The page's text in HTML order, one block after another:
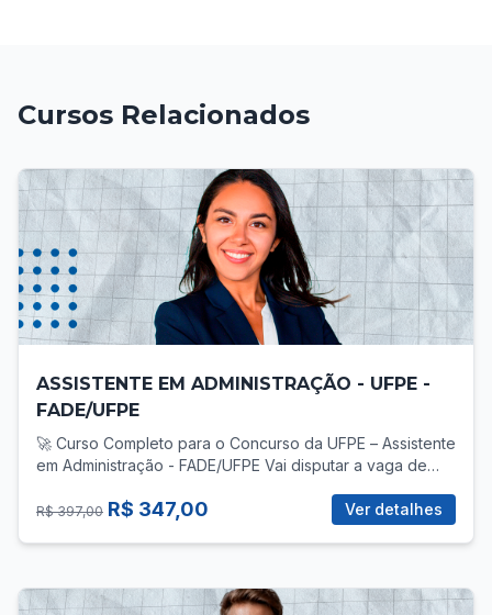
Cursos Relacionados
ASSISTENTE EM ADMINISTRAÇÃO - UFPE -
FADE/UFPE
🚀 Curso Completo para o Concurso da UFPE – Assistente
em Administração - FADE/UFPE Vai disputar a vaga de
você precisa de uma preparação direcionada, com foco
total no que realmente cobra! 📚 O que você vai
Língua Portuguesa - Legislação Aplicada ao Servidor -
R$ 397,00 R$ 347,00 Ver detalhes